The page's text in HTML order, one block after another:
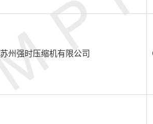
苏州强时压缩机有限公司